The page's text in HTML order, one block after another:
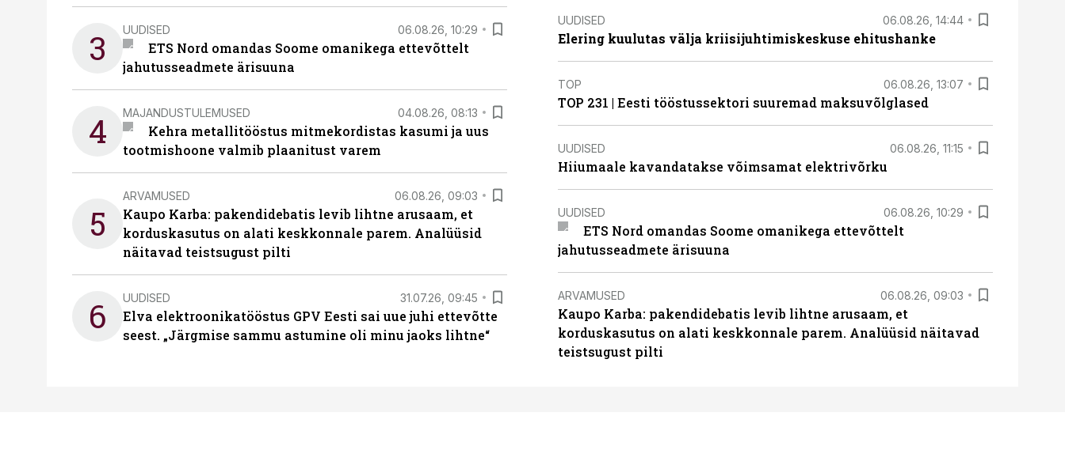
3 UUDISED 06.08.26, 10:29
ETS Nord omandas Soome omanikega ettevõttelt
jahutusseadmete ärisuuna
4 MAJANDUSTULEMUSED 04.08.26, 08:13
Kehra metallitööstus mitmekordistas kasumi ja uus
tootmishoone valmib plaanitust varem
5
ARVAMUSED 06.08.26, 09:03
Kaupo Karba: pakendidebatis levib lihtne arusaam, et
korduskasutus on alati keskkonnale parem. Analüüsid
näitavad teistsugust pilti
6 UUDISED 31.07.26, 09:45
Elva elektroonikatööstus GPV Eesti sai uue juhi ettevõtte
seest. „Järgmise sammu astumine oli minu jaoks lihtne“
UUDISED 06.08.26, 14:44
Elering kuulutas välja kriisijuhtimiskeskuse ehitushanke
TOP 06.08.26, 13:07
TOP 231 | Eesti tööstussektori suuremad maksuvõlglased
UUDISED 06.08.26, 11:15
Hiiumaale kavandatakse võimsamat elektrivõrku
UUDISED 06.08.26, 10:29
ETS Nord omandas Soome omanikega ettevõttelt
jahutusseadmete ärisuuna
ARVAMUSED 06.08.26, 09:03
Kaupo Karba: pakendidebatis levib lihtne arusaam, et
korduskasutus on alati keskkonnale parem. Analüüsid näitavad
teistsugust pilti